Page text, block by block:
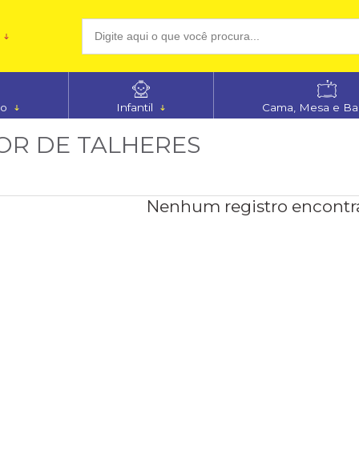
Infantil Cama, Mesa e
DE TALHERES
Nenhum registro